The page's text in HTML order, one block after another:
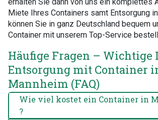
Miete Ihres Containers samt Entsorgung
können Sie in ganz Deutschland bequem
Container mit unserem Top-Service
Häufige Fragen – Wichtige
Entsorgung mit Container
Mannheim (FAQ)
Wie viel kostet ein Container in Mannheim
?